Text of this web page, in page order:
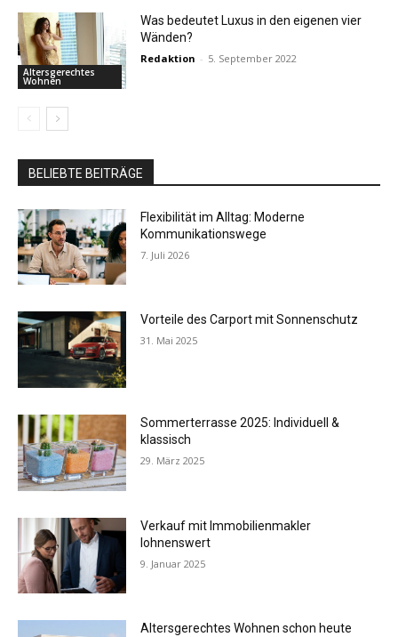
Altersgerechtes
Wohnen
Was bedeutet Luxus in den eigenen vier
Wänden?
Redaktion - 5. September 2022
BELIEBTE BEITRÄGE
Flexibilität im Alltag: Moderne
Kommunikationswege
7. Juli 2026
Vorteile des Carport mit Sonnenschutz
31. Mai 2025
Sommerterrasse 2025: Individuell &
klassisch
29. März 2025
Verkauf mit Immobilienmakler
lohnenswert
9. Januar 2025
Altersgerechtes Wohnen schon heute